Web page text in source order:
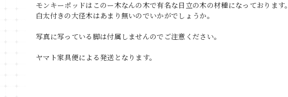
モンキーポッドはこのー木なんの木で有名な日立の木の材種になっております。
白太付きの大径木はあまり無いのでいかがでしょうか。
写真に写っている脚は付属しませんのでご注意ください。
ヤマト家具便による発送となります。